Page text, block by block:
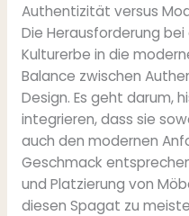
Authentizität versus
Die Herausforderung bei
Kulturerbe in die
Balance zwischen
Design. Es geht darum,
integrieren, dass sie
auch den modernen
Geschmack
und Platzierung von
diesen Spagat zu